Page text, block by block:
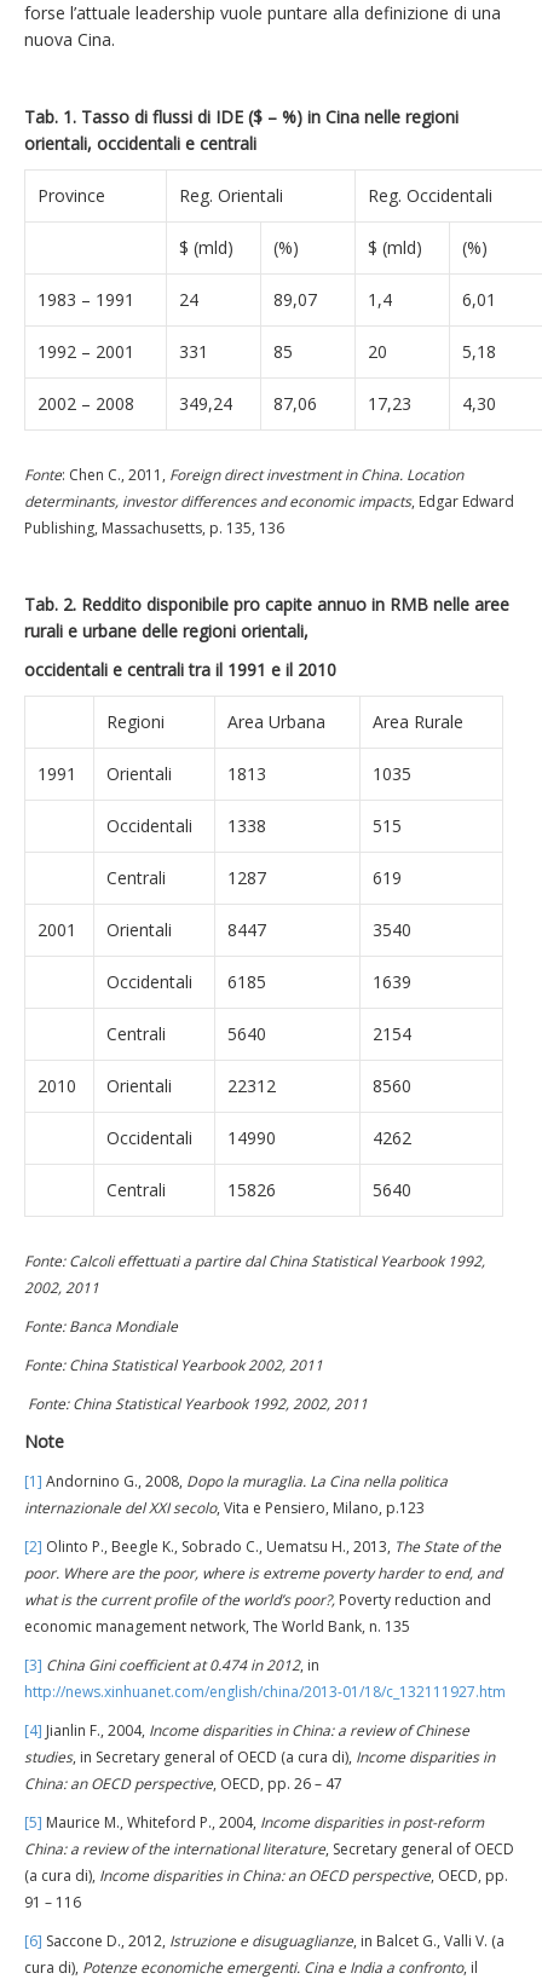
forse l’attuale leadership vuole puntare alla definizione di una
nuova Cina.
Tab. 1. Tasso di flussi di IDE ($ – %) in Cina nelle regioni
orientali, occidentali e centrali
Province Reg. Orientali Reg. Occidentali
$ (mld) (%) $ (mld) (%)
1983 – 1991 24 89,07 1,4 6,01
1992 – 2001 331 85 20 5,18
2002 – 2008 349,24 87,06 17,23 4,30
Fonte: Chen C., 2011, Foreign direct investment in China. Location
determinants, investor differences and economic impacts, Edgar Edward
Publishing, Massachusetts, p. 135, 136
Tab. 2. Reddito disponibile pro capite annuo in RMB nelle aree
rurali e urbane delle regioni orientali,
occidentali e centrali tra il 1991 e il 2010
Regioni Area Urbana Area Rurale
1991 Orientali 1813 1035
Occidentali 1338 515
Centrali 1287 619
2001 Orientali 8447 3540
Occidentali 6185 1639
Centrali 5640 2154
2010 Orientali 22312 8560
Occidentali 14990 4262
Centrali 15826 5640
Fonte: Calcoli effettuati a partire dal China Statistical Yearbook 1992,
2002, 2011
Fonte: Banca Mondiale
Fonte: China Statistical Yearbook 2002, 2011
Fonte: China Statistical Yearbook 1992, 2002, 2011
Note
[1] Andornino G., 2008, Dopo la muraglia. La Cina nella politica
internazionale del XXI secolo, Vita e Pensiero, Milano, p.123
[2] Olinto P., Beegle K., Sobrado C., Uematsu H., 2013, The State of the
poor. Where are the poor, where is extreme poverty harder to end, and
what is the current profile of the world’s poor?, Poverty reduction and
economic management network, The World Bank, n. 135
[3] China Gini coefficient at 0.474 in 2012, in
http://news.xinhuanet.com/english/china/2013-01/18/c_132111927.htm
[4] Jianlin F., 2004, Income disparities in China: a review of Chinese
studies, in Secretary general of OECD (a cura di), Income disparities in
China: an OECD perspective, OECD, pp. 26 – 47
[5] Maurice M., Whiteford P., 2004, Income disparities in post-reform
China: a review of the international literature, Secretary general of OECD
(a cura di), Income disparities in China: an OECD perspective, OECD, pp.
91 – 116
[6] Saccone D., 2012, Istruzione e disuguaglianze, in Balcet G., Valli V. (a
cura di), Potenze economiche emergenti. Cina e India a confronto, il